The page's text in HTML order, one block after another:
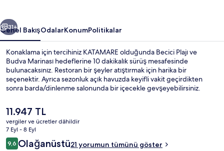
Sonraki
31+
Genel BakışOdalarKonumPolitikalar
Konaklama için tercihiniz KATAMARE olduğunda Becici Plajı ve
Budva Marinası hedeflerine 10 dakikalık sürüş mesafesinde
bulunacaksınız. Restoran bir şeyler atıştırmak için harika bir
seçenektir. Ayrıca sezonluk açık havuzda keyifli vakit geçirdikten
sonra barda/dinlenme salonunda bir içecekle gevşeyebilirsiniz.
Şu
anki
fiyat
11.947 TL
11.947 TL
vergiler ve ücretler dâhildir
7 Eyl - 8 Eyl
Yorumlar
9,69,6/10
Olağanüstü21 yorumun tümünü göster